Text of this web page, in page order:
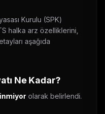
Kurulu (SPK)
halka arz özelliklerini,
aşağıda
Ne Kadar?
olarak belirlendi.